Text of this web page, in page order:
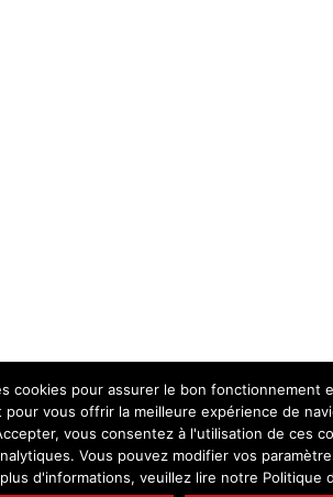
cookies pour assurer le bon fonctionnement
vous offrir la meilleure expérience de
vous consentez à l'utilisation de ces
Vous pouvez modifier vos
d'informations, veuillez lire notre Politique